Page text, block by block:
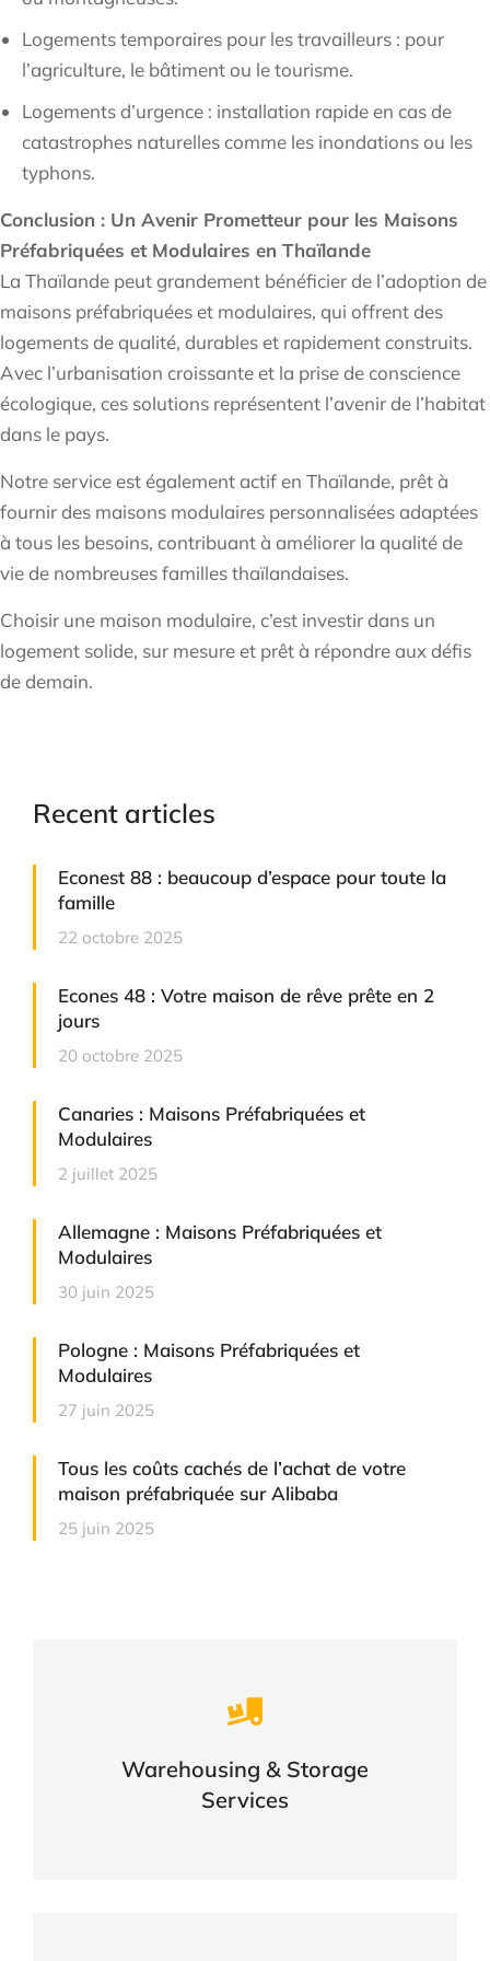
Logements temporaires pour les travailleurs : pour
l’agriculture, le bâtiment ou le tourisme.
Logements d’urgence : installation rapide en cas de
catastrophes naturelles comme les inondations ou les
typhons.
Conclusion : Un Avenir Prometteur pour les Maisons
Préfabriquées et Modulaires en Thaïlande
La Thaïlande peut grandement bénéficier de l’adoption de
maisons préfabriquées et modulaires, qui offrent des
logements de qualité, durables et rapidement construits.
Avec l’urbanisation croissante et la prise de conscience
écologique, ces solutions représentent l’avenir de l’habitat
dans le pays.
Notre service est également actif en Thaïlande, prêt à
fournir des maisons modulaires personnalisées adaptées
à tous les besoins, contribuant à améliorer la qualité de
vie de nombreuses familles thaïlandaises.
Choisir une maison modulaire, c’est investir dans un
logement solide, sur mesure et prêt à répondre aux défis
de demain.
Recent articles
Econest 88 : beaucoup d’espace pour toute la
famille
22 octobre 2025
Econes 48 : Votre maison de rêve prête en 2
jours
20 octobre 2025
Canaries : Maisons Préfabriquées et
Modulaires
2 juillet 2025
Allemagne : Maisons Préfabriquées et
Modulaires
30 juin 2025
Pologne : Maisons Préfabriquées et
Modulaires
27 juin 2025
Tous les coûts cachés de l’achat de votre
maison préfabriquée sur Alibaba
25 juin 2025
Warehousing & Storage
Services
Careful storage of your goods
VIEW DETAILS